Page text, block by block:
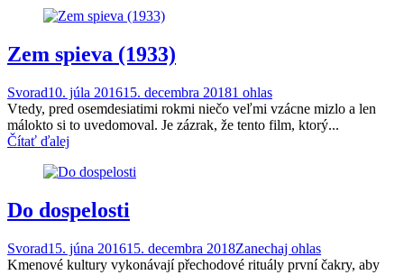
Zem spieva (1933)
Svorad10. júla 201615. decembra 20181 ohlas
Vtedy, pred osemde­si­a­ti­mi rok­mi niečo veľ­mi vzác­ne miz­lo a len
málok­to si to uve­do­moval. Je zázrak, že ten­to film, ktorý...
Čítať ďalej
Do dospelosti
Svorad15. júna 201615. decembra 2018Zanechaj ohlas
Kmen­ové kul­tu­ry vykoná­va­jí pře­chodové rit­uá­ly první čakry, aby